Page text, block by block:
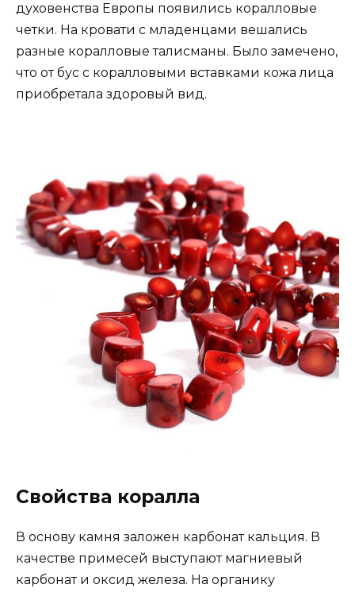
духовенства Европы появились коралловые
четки. На кровати с младенцами вешались
разные коралловые талисманы. Было замечено,
что от бус с коралловыми вставками кожа лица
приобретала здоровый вид.
Свойства коралла
В основу камня заложен карбонат кальция. В
качестве примесей выступают магниевый
карбонат и оксид железа. На органику